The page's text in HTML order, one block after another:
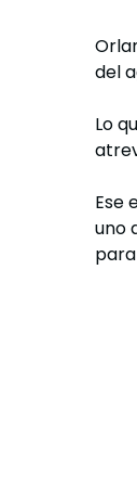
del
Lo
Ese
uno